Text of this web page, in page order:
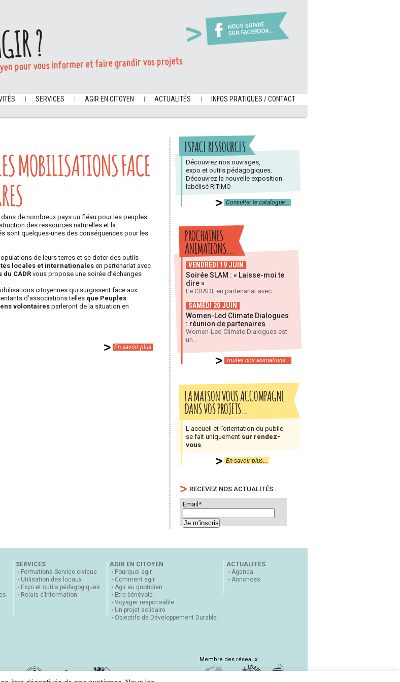
NOUS SUIVRE
SUR FACEBOOK...
?
pour vous informer et faire grandir vos projets
SERVICES AGIR EN CITOYEN ACTUALITÉS INFOS PRATIQUES / CONTACT
MOBILISATIONS FACE
de nombreux pays un fléau pour les peuples.
des ressources naturelles et la
sont quelques-unes des conséquences pour les
de leurs terres et se doter des outils
locales et internationalesen partenariat avec
CADR vous propose une soirée d’échanges
citoyennes qui surgissent face aux
d’associations telles que Peuples
volontaires parleront de la situation en
En savoir plus
ESPACE RESSOURCES
Découvrez nos ouvrages,
expo et outils pédagogiques.
Découvrez la nouvelle exposition
labélisé RITIMO
Consulter le catalogue...
PROCHAINES
ANIMATIONS...
VENDREDI 19 JUIN
Soirée SLAM : « Laisse-moi te
dire »
Le CRADI, en partenariat avec...
SAMEDI 20 JUIN
Women-Led Climate Dialogues
: réunion de partenaires
Women-Led Climate Dialogues est
un...
Toutes nos animations...
LA MAISON VOUS ACCOMPAGNE
DANS VOS PROJETS…
L’accueil et l’orientation du public
se fait uniquement sur rendez-
vous
En savoir plus...
RECEVEZ NOS ACTUALITÉS…
Email*
SERVICES
Formations Service civique
Utilisation des locaux
Expo et outils pédagogiques
Relais d’information
AGIR EN CITOYEN
Pourquoi agir
Comment agir
Agir au quotidien
Etre bénévole
Voyager responsable
Un projet solidaire
Objectifs de Développement Durable
ACTUALITÉS
Agenda
Annonces
Membre des réseaux